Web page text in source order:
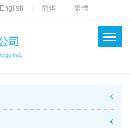
English 简体 繁體